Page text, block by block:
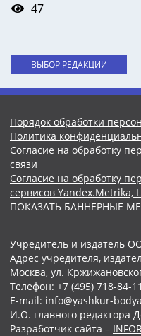
47
ВЫБОР РЕДАКЦИИ
Порядок обработки
Политика
Согласие на обработку
связи
Согласие на обработку
сервисов Yandex.Metrika,
ПОКАЗАТЬ БАННЕРНЫЕ
Учредитель и издатель
Адрес учредителя,
Москва, ул.
Телефон: +7 (495) 718-84-11
E-mail: info@yashkur-
И.О. главного редактора
Разработчик сайта –